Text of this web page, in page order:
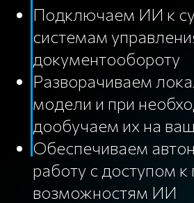
Подключаем ИИ к
системам
документообороту
Разворачиваем
модели и при
дообучаем их на
Обеспечиваем
работу с доступом
возможностям ИИ